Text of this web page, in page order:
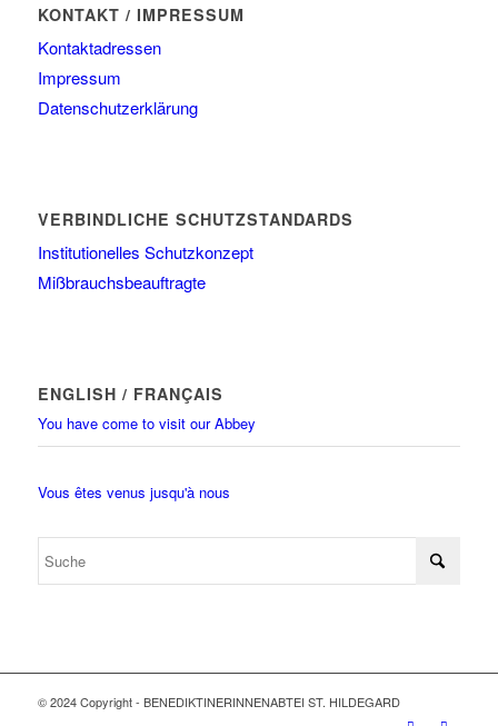
KONTAKT / IMPRESSUM
Kontaktadressen
Impressum
Datenschutzerklärung
VERBINDLICHE SCHUTZSTANDARDS
Institutionelles Schutzkonzept
Mißbrauchsbeauftragte
ENGLISH / FRANÇAIS
You have come to visit our Abbey
Vous êtes venus jusqu'à nous
© 2024 Copyright - BENEDIKTINERINNENABTEI ST. HILDEGARD